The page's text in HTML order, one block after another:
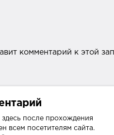
комментарий к этой
после прохождения
всем посетителям сайта.